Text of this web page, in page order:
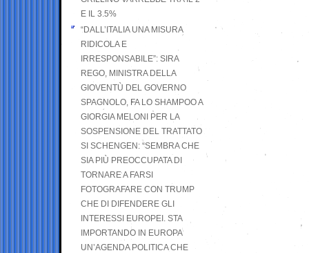
E IL 3.5%
“DALL’ITALIA UNA MISURA
RIDICOLA E
IRRESPONSABILE”: SIRA
REGO, MINISTRA DELLA
GIOVENTÙ DEL GOVERNO
SPAGNOLO, FA LO SHAMPOO A
GIORGIA MELONI PER LA
SOSPENSIONE DEL TRATTATO
SI SCHENGEN: “SEMBRA CHE
SIA PIÙ PREOCCUPATA DI
TORNARE A FARSI
FOTOGRAFARE CON TRUMP
CHE DI DIFENDERE GLI
INTERESSI EUROPEI. STA
IMPORTANDO IN EUROPA
UN’AGENDA POLITICA CHE